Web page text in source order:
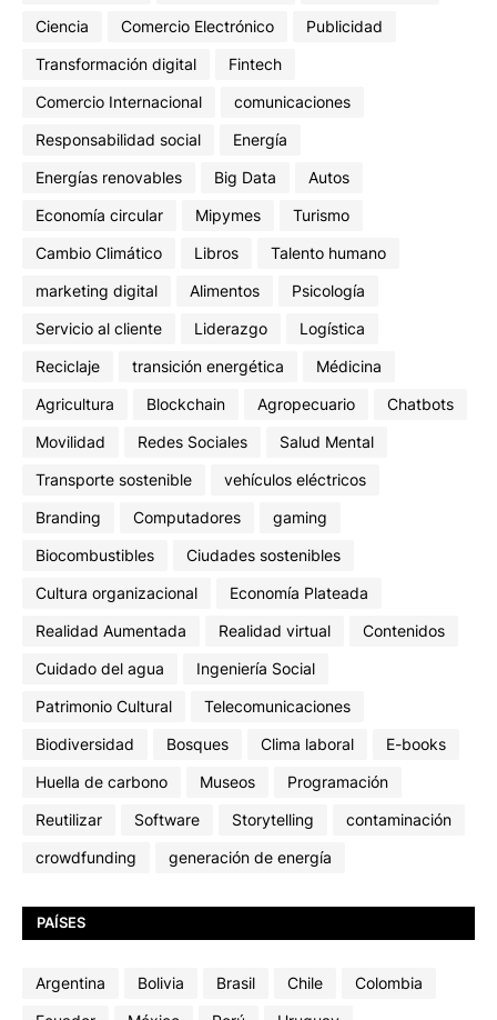
Ciencia
Comercio Electrónico
Publicidad
Transformación digital
Fintech
Comercio Internacional
comunicaciones
Responsabilidad social
Energía
Energías renovables
Big Data
Autos
Economía circular
Mipymes
Turismo
Cambio Climático
Libros
Talento humano
marketing digital
Alimentos
Psicología
Servicio al cliente
Liderazgo
Logística
Reciclaje
transición energética
Médicina
Agricultura
Blockchain Agropecuario
Chatbots
Movilidad
Redes Sociales
Salud Mental
Transporte sostenible
vehículos eléctricos
Branding
Computadores
gaming
Biocombustibles
Ciudades sostenibles
Cultura organizacional
Economía Plateada
Realidad Aumentada
Realidad virtual
Contenidos
Cuidado del agua
Ingeniería Social
Patrimonio Cultural
Telecomunicaciones
Biodiversidad
Bosques Clima laboral
E-books
Huella de carbono
Museos
Programación
Reutilizar
Software Storytelling
contaminación
crowdfunding
generación de energía
PAÍSES
Argentina Bolivia Brasil Chile
Colombia